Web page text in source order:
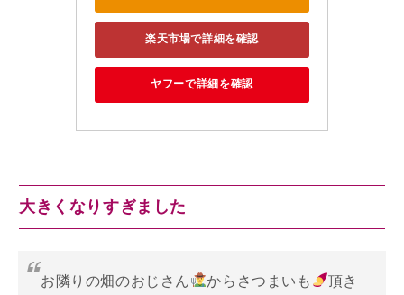
楽天市場で詳細を確認
ヤフーで詳細を確認
大きくなりすぎました
お隣りの畑のおじさん からさつまいも
頂き